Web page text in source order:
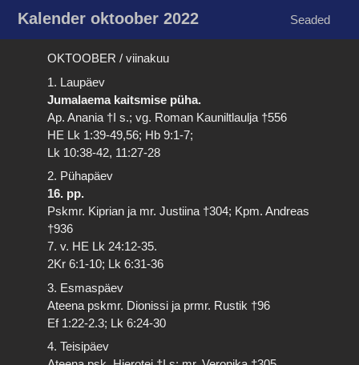
Kalender oktoober 2022 Seaded
OKTOOBER / viinakuu
1. Laupäev
Jumalaema kaitsmise püha.
Ap. Anania †I s.; vg. Roman Kauniltlaulja †556
HE Lk 1:39-49,56; Hb 9:1-7;
Lk 10:38-42, 11:27-28
2. Pühapäev
16. pp.
Pskmr. Kiprian ja mr. Justiina †304; Kpm. Andreas
†936
7. v. HE Lk 24:12-35.
2Kr 6:1-10; Lk 6:31-36
3. Esmaspäev
Ateena pskmr. Dionissi ja prmr. Rustik †96
Ef 1:22-2.3; Lk 6:24-30
4. Teisipäev